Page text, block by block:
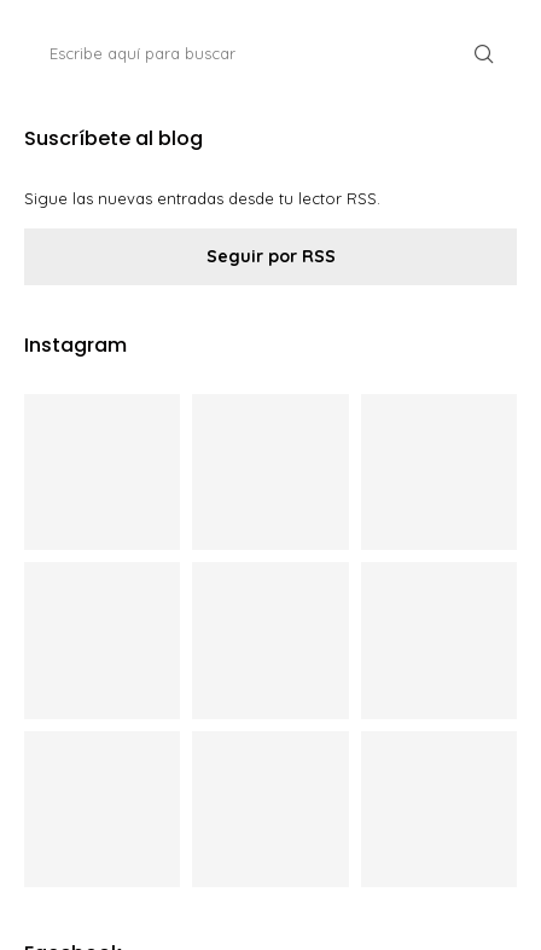
Suscríbete al blog
Sigue las nuevas entradas desde tu lector RSS.
Seguir por RSS
Instagram